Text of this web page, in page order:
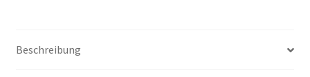
Menge
Beschreibung